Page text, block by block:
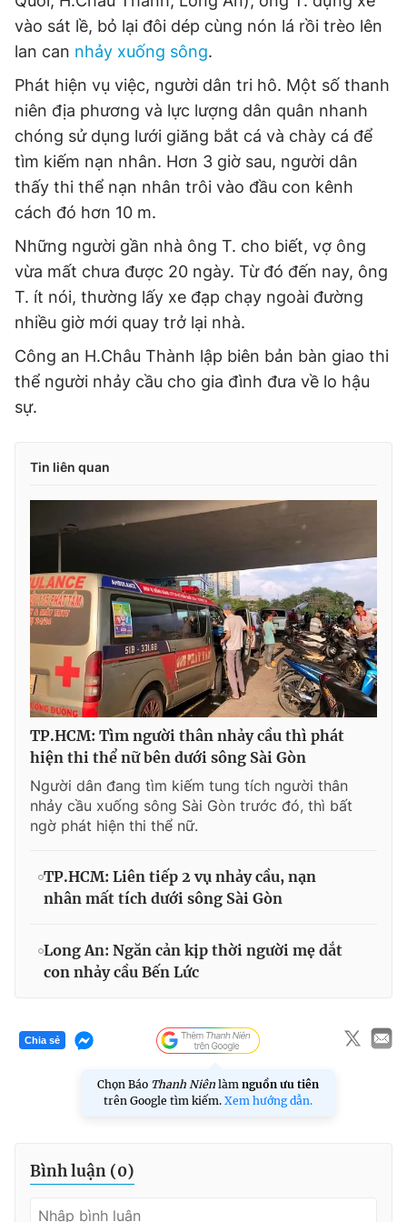
© 2003-2026 Bản quyền thuộc về Báo Thanh Niên. Cấm sao
chép dưới mọi hình thức nếu không có sự chấp thuận bằng văn
bản. Phát triển bởi ePi Technologies, JSC.
vào sát lề, bỏ lại đôi dép cùng nón lá rồi trèo lên
lan can nhảy xuống sông.
Phát hiện vụ việc, người dân tri hô. Một số thanh
niên địa phương và lực lượng dân quân nhanh
chóng sử dụng lưới giăng bắt cá và chày cá để
tìm kiếm nạn nhân. Hơn 3 giờ sau, người dân
thấy thi thể nạn nhân trôi vào đầu con kênh
cách đó hơn 10 m.
Những người gần nhà ông T. cho biết, vợ ông
vừa mất chưa được 20 ngày. Từ đó đến nay, ông
T. ít nói, thường lấy xe đạp chạy ngoài đường
nhiều giờ mới quay trở lại nhà.
Công an H.Châu Thành lập biên bản bàn giao thi
thể người nhảy cầu cho gia đình đưa về lo hậu
sự.
Tin liên quan
TP.HCM: Tìm người thân nhảy cầu thì phát
hiện thi thể nữ bên dưới sông Sài Gòn
Người dân đang tìm kiếm tung tích người thân
nhảy cầu xuống sông Sài Gòn trước đó, thì bất
ngờ phát hiện thi thể nữ.
TP.HCM: Liên tiếp 2 vụ nhảy cầu, nạn
nhân mất tích dưới sông Sài Gòn
Long An: Ngăn cản kịp thời người mẹ dắt
con nhảy cầu Bến Lức
Chia sẻ
Chọn Báo Thanh Niên làm nguồn ưu tiên
trên Google tìm kiếm. Xem hướng dẫn.
Bình luận (0)